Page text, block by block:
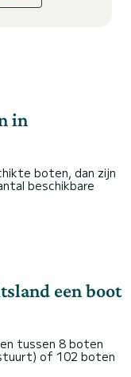
in
boten, dan zijn
beschikbare
een boot
tussen 8 boten
of 102 boten